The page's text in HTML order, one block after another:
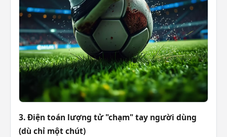
3. Điện toán lượng tử "chạm" tay người dùng
(dù chỉ một chút)